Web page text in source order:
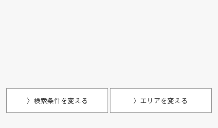
〉検索条件を変える 〉エリアを変える